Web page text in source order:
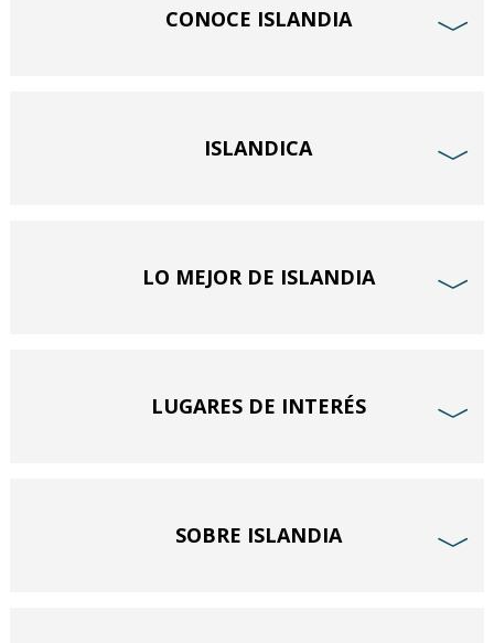
CONOCE ISLANDIA ﹀
ISLANDICA ﹀
LO MEJOR DE ISLANDIA ﹀
LUGARES DE INTERÉS ﹀
SOBRE ISLANDIA ﹀